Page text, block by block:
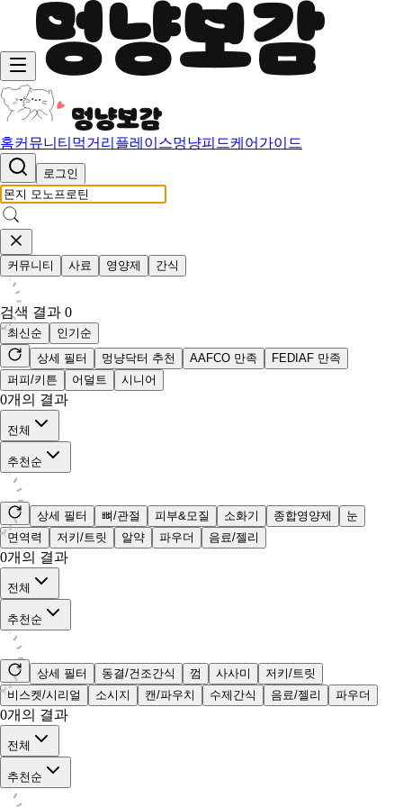
홈커뮤니티 먹거리 플레이스멍냥피드케어가이드
로그인
커뮤니티 사료 영양제 간식
검색 결과 0
최신순
인기순
상세 필터
멍냥닥터 추천 AAFCO 만족
FEDIAF 만족
퍼피/키튼
어덜트 시니어
0개의 결과
전체
추천순
상세 필터 뼈/관절 피부&모질 소화기 종합영양제
눈
면역력
저키/트릿 알약 파우더 음료/젤리
0개의 결과
전체
추천순
상세 필터 동결/건조간식 껌 사사미
저키/트릿
비스켓/시리얼
소시지 캔/파우치 수제간식 음료/젤리 파우더
0개의 결과
전체
추천순